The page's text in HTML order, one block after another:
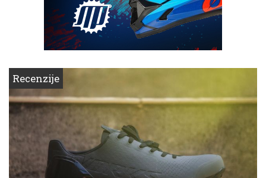
Recenzije